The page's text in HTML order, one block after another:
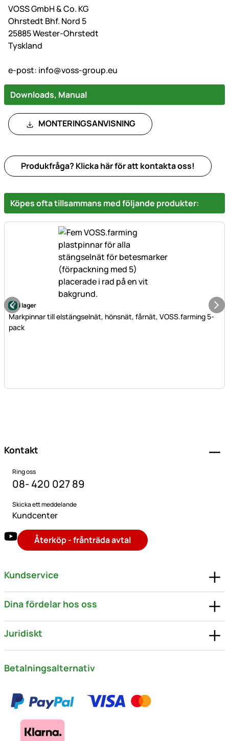
VOSS GmbH & Co. KG
Ohrstedt Bhf. Nord 5
25885 Wester-Ohrstedt
Tyskland
e-post: info@voss-group.eu
Downloads, Manual
MONTERINGSANVISNING
Produkfråga? Klicka här för att kontakta oss!
Köpes ofta tillsammans med följande produkter:
i lager
Markpinnar till elstängselnät, hönsnät, fårnät, VOSS.farming 5-
pack
Kontakt
Ring oss
08- 420 027 89
Skicka ett meddelande
Kundcenter
Återköp - frånträda avtal
Kundservice
Dina fördelar hos oss
Juridiskt
Betalningsalternativ